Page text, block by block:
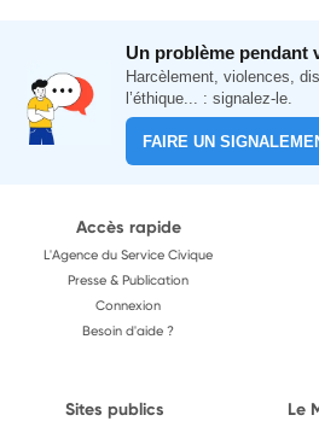
Un problème pendant
Harcèlement, violences,
l’éthique... : signalez-le.
FAIRE UN
Accès rapide
L'Agence du Service Civique
Presse & Publication
Connexion
Besoin d'aide ?
Sites publics Le